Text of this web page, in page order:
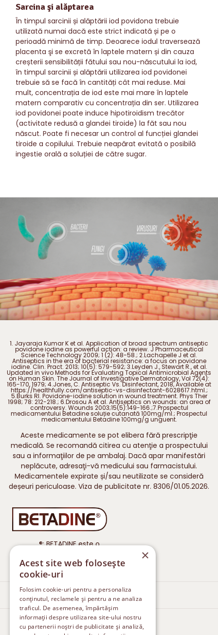
Sarcina şi alăptarea
În timpul sarcinii și alăptării iod povidona trebuie
utilizată numai dacă este strict indicată și pe o
perioadă minimă de timp. Deoarece iodul traversează
placenta şi se excretă în laptele matern și din cauza
creșterii sensibilității fătului sau nou-născutului la iod,
în timpul sarcinii și alăptării utilizarea iod povidonei
trebuie să se facă în cantități cât mai reduse. Mai
mult, concentrația de iod este mai mare în laptele
matern comparativ cu concentrația din ser. Utilizarea
iod povidonei poate induce hipotiroidism trecător
(activitate redusă a glandei tiroide) la făt sau nou
născut. Poate fi necesar un control al funcției glandei
tiroide a copilului. Trebuie neapărat evitată o posibilă
ingestie orală a soluției de către sugar.
1. Jayaraja Kumar K et al. Application of broad spectrum antiseptic
povidone iodine as powerful action: a review. J Pharmaceutical
Science Technology 2009; 1 (2): 48-58.; 2.Lachapelle J et al.
Antiseptics in the era of bacterial resistance: a focus on povidone
iodine. Clin. Pract. 2013; 10(5): 579-592; 3.Leyden J., Stewart R., et al.
Updated in vivo Methods for Evaluating Topical Antimicrobial Agents
on Human Skin. The Journal of Investigative Dermatology, Vol 72(4):
165-170, 1979; 4.Jones, C. Antiseptic Vs. Disinfectant, 2018, Available at
https://healthfully.com/antiseptic-vs-disinfectant-6028617.html.;
5.Burks RI. Povidone-iodine solution in wound treatment. Phys Ther
1998; 78: 212-218.; 6.Drosou A et al. Antiseptics on wounds: an area of
controversy. Wounds 2003;15(5):149-166.;7.Prospectul
medicamentului Betadine soluție cutanată 100mg/ml.; Prospectul
medicamentului Betadine 100mg/g unguent.
Aceste medicamente se pot elibera fără prescripţie
medicală. Se recomandă citirea cu atenţie a prospectului
sau a informaţiilor de pe ambalaj. Dacă apar manifestări
neplăcute, adresaţi-vă medicului sau farmacistului.
Medicamentele expirate și/sau neutilizate se consideră
deșeuri periculoase. Viza de publicitate nr. 8306/01.05.2026.
®: BETADINE este o
Pharmaceuticals.
Îngrijirea rănilor
Tratarea ciupercilor pielii
×
Acest site web folosește
cookie-uri
Folosim cookie-uri pentru a personaliza
conținutul, reclamele și pentru a ne analiza
traficul. De asemenea, împărtășim
informații despre utilizarea site-ului nostru
cu partenerii noștri de publicitate și analiză,